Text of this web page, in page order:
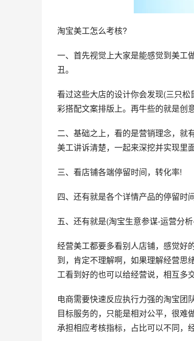
淘宝美工怎么考核?
一、首先视觉上大家是能感觉到美工
丑。
看过这些大店的设计你会发现(三只
彩搭配文案排版上。再牛些的就是创
二、基础之上，看的是营销理念，就
美工讲诉清楚，一起来深挖并实现里
三、看店铺各端停留时间，转化率!
四、还有就是各个详情产品的停留时
五、还有就是(淘宝生意参谋-运营分
经营美工都要多看别人店铺，感觉好
到，肯定不理解啊，如果理解经营思
工看到好的也可以给经营说，相互多交
电商需要快速反应执行力强的淘宝团
目标服务的，只能是相对公平，很难
承担相应考核指标，占比可以不同，